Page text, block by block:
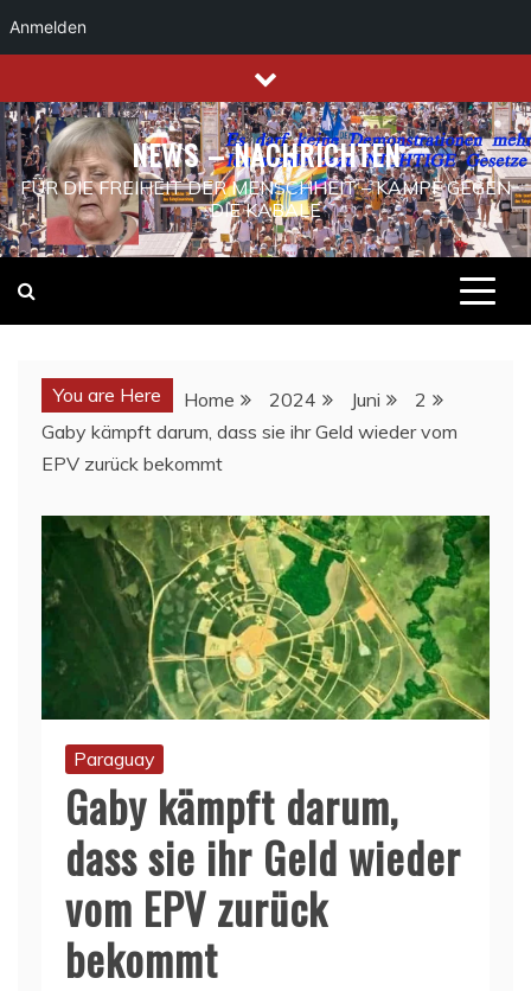
Anmelden
to
content
NEWS – NACHRICHTEN
FÜR DIE FREIHEIT DER MENSCHHEIT – KAMPF GEGEN
DIE KABALE
You are Here Home 2024 Juni
2
Gaby kämpft darum, dass sie ihr Geld wieder vom
EPV zurück bekommt
Paraguay
Gaby kämpft darum,
dass sie ihr Geld wieder
vom EPV zurück
bekommt